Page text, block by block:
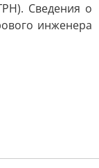
Сведения о
инженера